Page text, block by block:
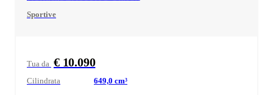
Sportive
Tua da € 10.090
Cilindrata 649,0 cm³